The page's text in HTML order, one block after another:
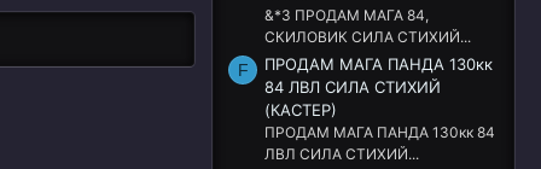
&*3 ПРОДАМ МАГА 84,
СКИЛОВИК СИЛА СТИХИЙ...
F
ПРОДАМ МАГА ПАНДА 130кк
84 ЛВЛ СИЛА СТИХИЙ
(КАСТЕР)
ПРОДАМ МАГА ПАНДА 130кк 84
ЛВЛ СИЛА СТИХИЙ...